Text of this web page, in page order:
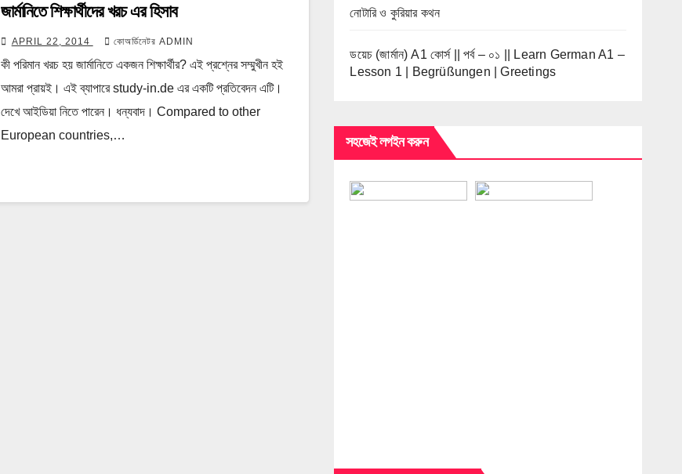
জার্মানিতে শিক্ষার্থীদের খরচ এর হিসাব
APRIL 22, 2014 কোঅর্ডিনেটর ADMIN
কী পরিমান খরচ হয় জার্মানিতে একজন শিক্ষার্থীর? এই প্রশ্নের সম্মুখীন হই
আমরা প্রায়ই। এই ব্যাপারে study-in.de এর একটি প্রতিবেদন এটি।
দেখে আইডিয়া নিতে পারেন। ধন্যবাদ। Compared to other
European countries,…
নোটারি ও কুরিয়ার কথন
ডয়েচ (জার্মান) A1 কোর্স || পর্ব – ০১ || Learn German A1 –
Lesson 1 | Begrüßungen | Greetings
সহজেই লগইন করুন